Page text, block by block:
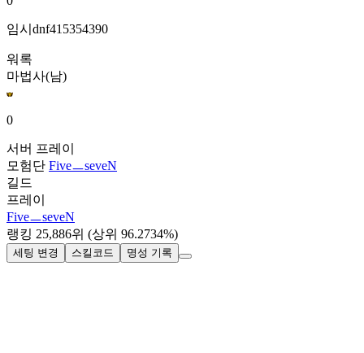
임시dnf415354390
워록
마법사(남)
0
서버 프레이
모험단 FiveㅡseveN
길드
프레이
FiveㅡseveN
랭킹 25,886위 (상위 96.2734%)
세팅 변경 스킬코드 명성 기록